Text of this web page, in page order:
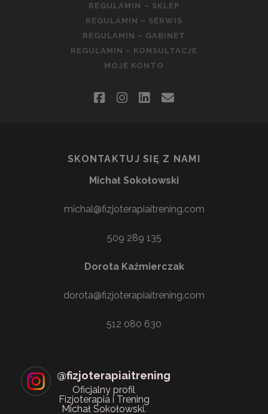
REGULAMIN – SKLEP
REGULAMIN – SERWIS
REGULAMIN – GABINET
REGULAMIN – KONSULTACJE
MOJE KONTO
facebookinstagram
linkedin
email
SKONTAKTUJ SIĘ Z NAMI
Michał Sokołowski
michal@fizjoterapiaitrening.com
509 289 135
Dorota Kaźmierczak
dorota@fizjoterapiaitrening.com
512 080 630
@fizjoterapiaitrening
Oficjalny profil
Fizjoterapia i Trening
Michał Sokołowski.